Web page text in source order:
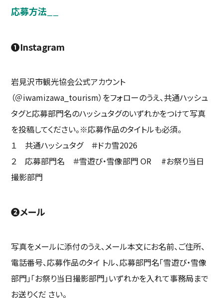
応募方法
❶Instagram
岩見沢市観光協会公式アカウント
（＠iwamizawa_tourism）をフォローのうえ、共通ハッシュ
タグと応募部門名のハッシュタグのいずれかをつけて写真
を投稿してください。※応募作品のタイトルも必須。
１ 共通ハッシュタグ ＃ドカ雪2026
２ 応募部門名 ＃雪遊び・雪像部門 OR #お祭り当日
撮影部門
❷メール
写真をメールに添付のうえ、メール本文にお名前、ご住所、
電話番号、応募作品のタイ トル、応募部門名「雪遊び・雪像
部門」「お祭り当日撮影部門」いずれかを入れて事務局まで
お送りくだ さい。